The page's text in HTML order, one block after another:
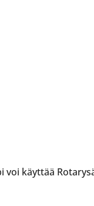
voi käyttää